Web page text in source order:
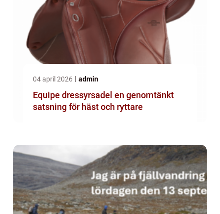
04 april 2026 admin
Equipe dressyrsadel en genomtänkt
satsning för häst och ryttare